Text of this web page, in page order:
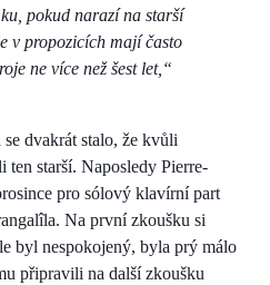
pokud narazí na starší
v propozicích mají často
ne více než šest let,“
dvakrát stalo, že kvůli
ten starší. Naposledy Pierre-
pro sólový klavírní part
Na první zkoušku si
byl nespokojený, byla prý málo
připravili na další zkoušku